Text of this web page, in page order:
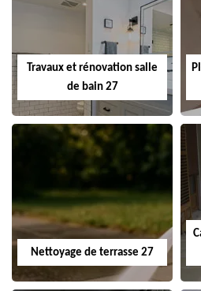
Travaux et rénovation salle
de bain 27
Nettoyage de terrasse 27